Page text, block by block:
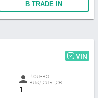
В TRADE IN
VIN
Кол-во
владельцев
1